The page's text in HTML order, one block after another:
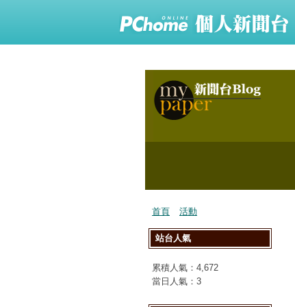
首頁 活動
站台人氣
累積人氣： 4,672
當日人氣： 3